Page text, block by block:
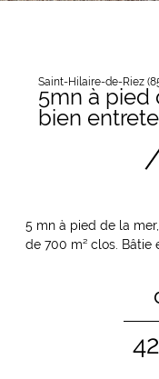
Saint-Hilaire-de-Riez
5mn à pied
bien
5 mn à pied de la
de 700 m² clos. Bâtie